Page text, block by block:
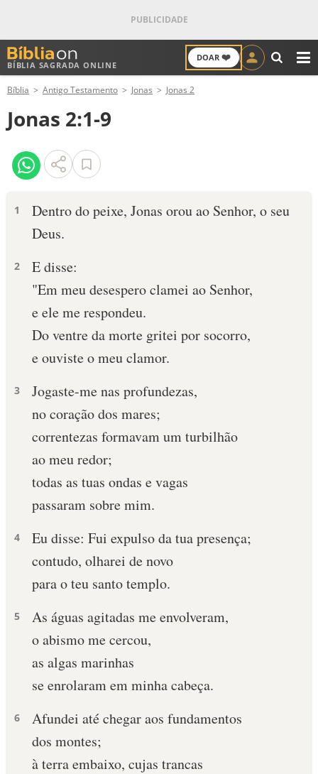
BÍBLIA SAGRADA ONLINE
DOAR ❤️
ANTIGO TESTAMENTO
NOVO TESTAMENTO
VERSÍCULOS
PALAVRA DO DIA
SALMO DO DIA
DEVOCIONAL DIÁRIO
10 MANDAMENTOS
ESBOÇOS DE PREGAÇÃO
PERGUNTE À BÍBLIA IA
QUEM SOMOS
Bíblia Antigo Testamento Jonas Jonas 2
Jonas 2:1-9
1
Dentro do peixe, Jonas orou ao Senhor, o seu
Deus.
2
E disse:
"Em meu desespero clamei ao Senhor,
e ele me respondeu.
Do ventre da morte gritei por socorro,
e ouviste o meu clamor.
3
Jogaste-me nas profundezas,
no coração dos mares;
correntezas formavam um turbilhão
ao meu redor;
todas as tuas ondas e vagas
passaram sobre mim.
4
Eu disse: Fui expulso da tua presença;
contudo, olharei de novo
para o teu santo templo.
5
As águas agitadas me envolveram,
o abismo me cercou,
as algas marinhas
se enrolaram em minha cabeça.
6
Afundei até chegar aos fundamentos
dos montes;
à terra embaixo, cujas trancas